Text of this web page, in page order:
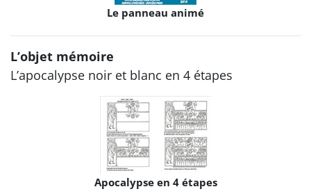
Le panneau animé
L’objet mémoire
L’apocalypse noir et blanc en 4 étapes
Apocalypse en 4 étapes